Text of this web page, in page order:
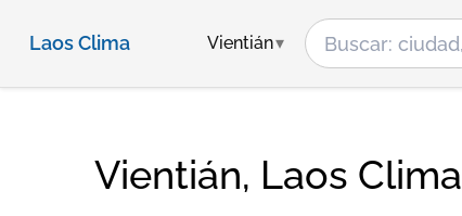
Laos Clima Vientián
Vientián, Laos Clima